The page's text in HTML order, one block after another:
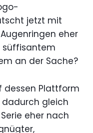
jetzt mit
eher
süffisantem
an der Sache?
dessen Plattform
dadurch gleich
eher nach